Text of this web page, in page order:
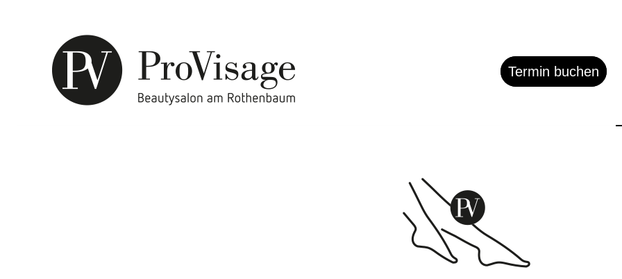
Termin buchen